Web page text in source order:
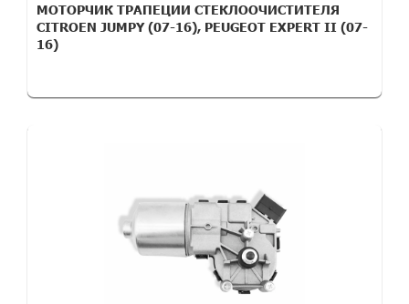
МОТОРЧИК ТРАПЕЦИИ СТЕКЛООЧИСТИТЕЛЯ
CITROEN JUMPY (07-16), PEUGEOT EXPERT II (07-
16)